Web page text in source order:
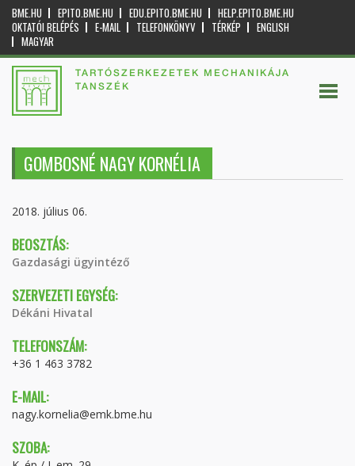
BME.HU EPITO.BME.HU EDU.EPITO.BME.HU
HELP.EPITO.BME.HU
OKTATÓI BELÉPÉS
E-MAIL TELEFONKÖNYV TÉRKÉP
ENGLISH
MAGYAR
TARTÓSZERKEZETEK MECHANIKÁJA
TANSZÉK
GOMBOSNÉ NAGY KORNÉLIA
2018. július 06.
BEOSZTÁS:
Gazdasági ügyintéző
SZERVEZETI EGYSÉG:
Dékáni Hivatal
TELEFONSZÁM:
+36 1 463 3782
E-MAIL:
nagy.kornelia@emk.bme.hu
SZOBA: